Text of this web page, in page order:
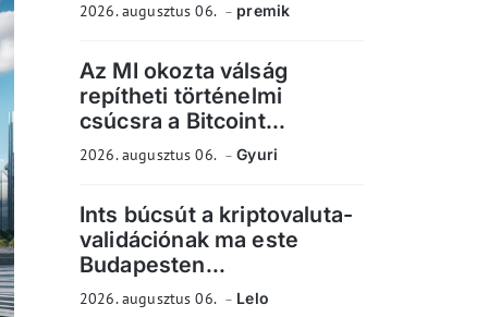
2026. augusztus 06. premik
Az MI okozta válság
repítheti történelmi
csúcsra a Bitcoint...
2026. augusztus 06. Gyuri
Ints búcsút a kriptovaluta-
validációnak ma este
Budapesten...
2026. augusztus 06. Lelo